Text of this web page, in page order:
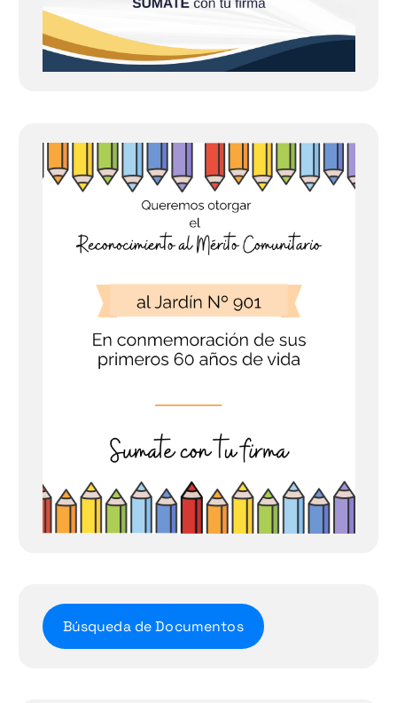
Búsqueda de Documentos